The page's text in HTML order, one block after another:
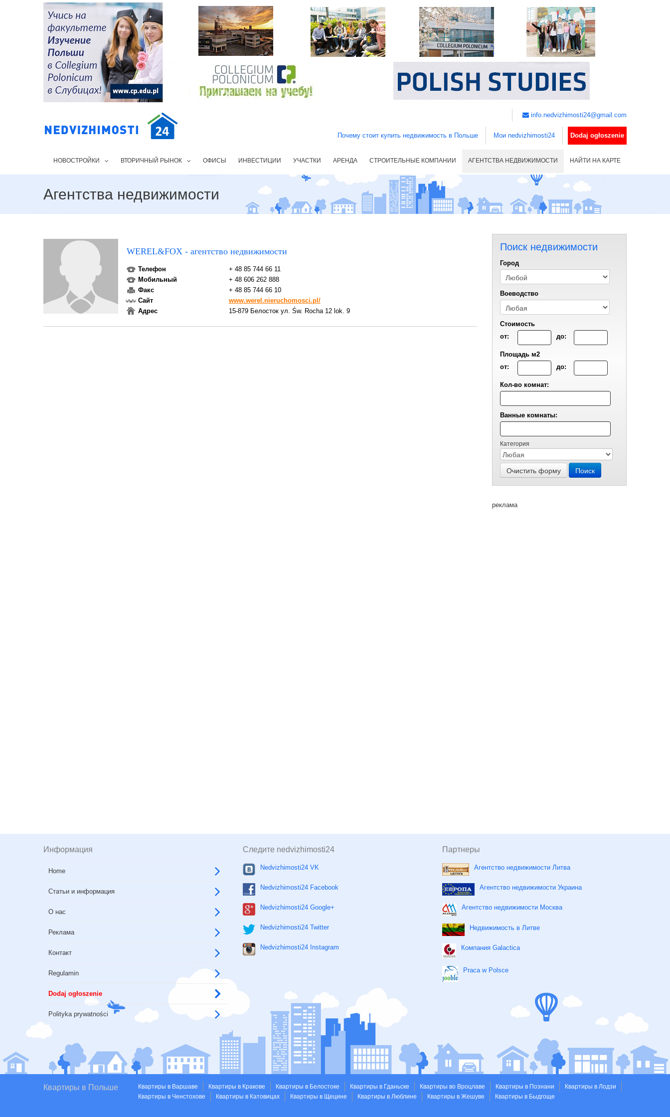
info.nedvizhimosti24@gmail.com
Почему стоит купить недвижимость в Польше Мои nedvizhimosti24 Dodaj ogłoszenie
НОВОСТРОЙКИ ВТОРИЧНЫЙ РЫНОК ОФИСЫ ИНВЕСТИЦИИ УЧАСТКИ АРЕНДА СТРОИТЕЛЬНЫЕ КОМПАНИИ АГЕНТСТВА НЕДВИЖИМОСТИ НАЙТИ НА КАРТЕ
Агентства недвижимости
WEREL&FOX - агентство недвижимости
Телефон
+ 48 85 744 66 11
Мобильный
+ 48 606 262 888
Факс
+ 48 85 744 66 10
Сайт
www.werel.nieruchomosci.pl/
Адрес
15-879 Белосток ул. Św. Rocha 12 lok. 9
Поиск недвижимости
Город
Воеводствo
Стоимость
от:
до:
Площадь м2
от:
до:
Кол-во комнат:
Ванные комнаты:
Категория
Очистить форму Поиск
реклама
Информация
Home
Статьи и информация
О нас
Реклама
Контакт
Regulamin
Dodaj ogłoszenie
Polityka prywatności
Следите nedvizhimosti24
Nedvizhimosti24 VK
Nedvizhimosti24 Facebook
Nedvizhimosti24 Google+
Nedvizhimosti24 Twitter
Nedvizhimosti24 Instagram
Партнеры
Агентство недвижимости Литва
Агентство недвижимости Украина
Агентство недвижимости Москва
Недвижимость в Литве
Компания Galactica
Praca w Polsce
Квартиры в Польше Квартиры в Варшаве Квартиры в Кракове Квартиры в Белостоке Квартиры в Гданьске Квартиры во Вроцлаве Квартиры в Познани
Квартиры в Лодзи
Квартиры в Ченстохове
Квартиры в Катовицах Квартиры в Щецине Квартиры в Люблине Квартиры в Жешуве Квартиры в Быдгоще